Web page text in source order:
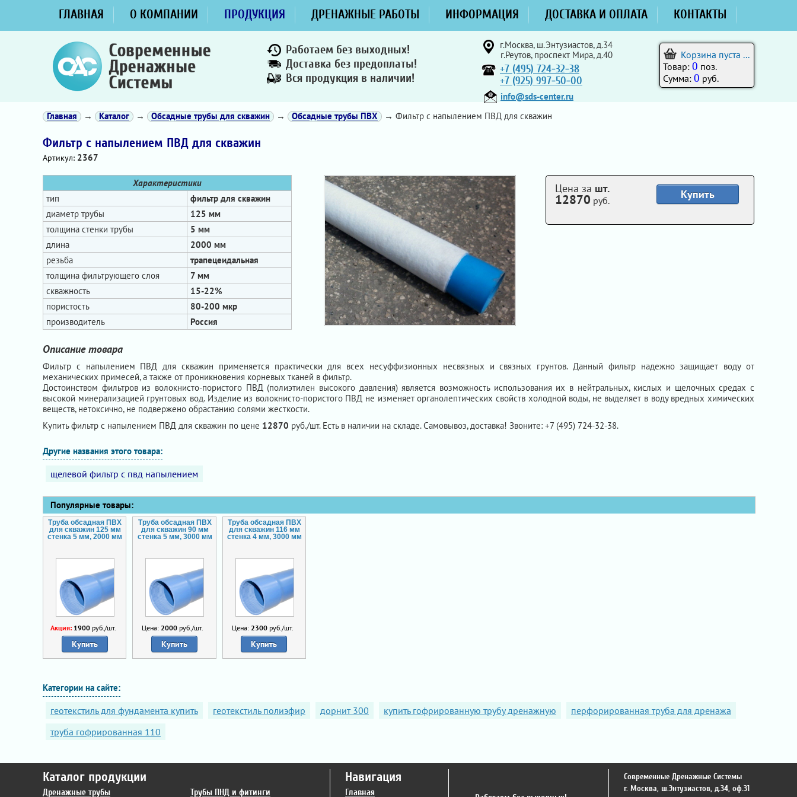
ГЛАВНАЯ О КОМПАНИИ ПРОДУКЦИЯ ДРЕНАЖНЫЕ РАБОТЫ ИНФОРМАЦИЯ ДОСТАВКА И ОПЛАТА КОНТАКТЫ
Работаем без выходных!
Доставка без предоплаты!
Вся продукция в наличии!
г.Москва, ш.Энтузиастов, д.34
г.Реутов, проспект Мира, д.40
+7 (495) 724-32-38
+7 (925) 997-50-00
info@sds-center.ru
Корзина пуста ...
Товар: 0 поз.
Сумма: 0 руб.
Главная → Каталог → Обсадные трубы для скважин → Обсадные трубы ПВХ → Фильтр с напылением ПВД для скважин
Фильтр с напылением ПВД для скважин
Артикул: 2367
Характеристики
тип
фильтр для скважин
диаметр трубы
125 мм
толщина стенки трубы
5 мм
длина
2000 мм
резьба
трапецеидальная
толщина фильтрующего слоя
7 мм
скважность
15-22%
пористость
80-200 мкр
производитель
Россия
Купить
Цена за шт.
12870 руб.
Описание товара
Фильтр с напылением ПВД для скважин применяется практически для всех несуффизионных несвязных и связных грунтов. Данный фильтр надежно защищает воду от
механических примесей, а также от проникновения корневых тканей в фильтр.
Достоинством фильтров из волокнисто-пористого ПВД (полиэтилен высокого давления) является возможность использования их в нейтральных, кислых и щелочных средах с
высокой минерализацией грунтовых вод. Изделие из волокнисто-пористого ПВД не изменяет органолептических свойств холодной воды, не выделяет в воду вредных химических
веществ, нетоксично, не подвержено обрастанию солями жесткости.
Купить фильтр с напылением ПВД для скважин по цене 12870 руб./шт. Есть в наличии на складе. Самовывоз, доставка! Звоните: +7 (495) 724-32-38.
Другие названия этого товара:
щелевой фильтр с пвд напылением
Популярные товары:
Труба обсадная ПВХ
для скважин 125 мм
стенка 5 мм, 2000 мм
Акция: 1900руб./шт.
Купить
Труба обсадная ПВХ
для скважин 90 мм
стенка 5 мм, 3000 мм
Цена: 2000 руб./шт.
Купить
Труба обсадная ПВХ
для скважин 116 мм
стенка 4 мм, 3000 мм
Цена: 2300руб./шт.
Купить
Категории на сайте:
геотекстиль для фундамента купить геотекстиль полиэфир дорнит 300 купить гофрированную трубу дренажную
перфорированная труба для дренажа
труба гофрированная 110
Каталог продукции
Дренажные трубы Трубы ПНД и фитинги
Навигация
Главная
Современные Дренажные Системы
г. Москва, ш.Энтузиастов, д.34, оф.31